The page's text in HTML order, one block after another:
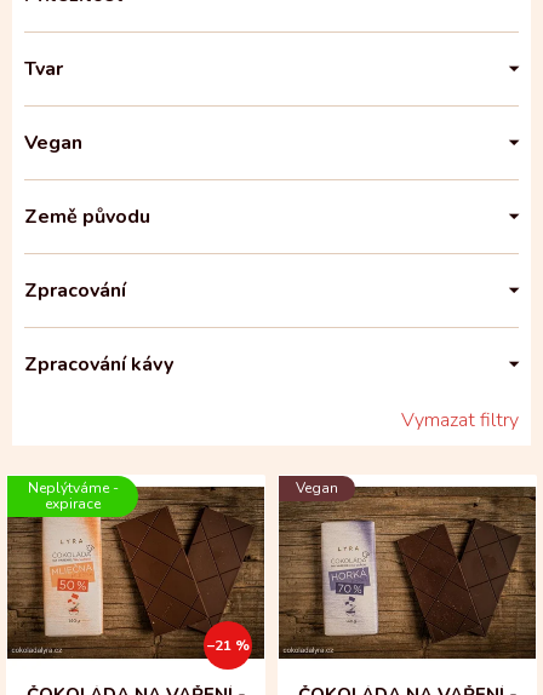
Tvar
Vegan
Země původu
Zpracování
Zpracování kávy
Vymazat filtry
V
p
i
s
p
r
o
Neplýtváme -
expirace
–21 %
Vegan